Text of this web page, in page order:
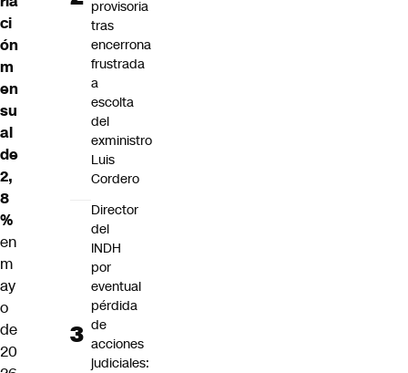
ci
ón
m
en
su
al
de
2,
8
%
en
m
ay
o
de
20
provisoria
tras
encerrona
frustrada
a
escolta
del
exministro
Luis
Cordero
Director
del
INDH
por
eventual
pérdida
de
acciones
judiciales: